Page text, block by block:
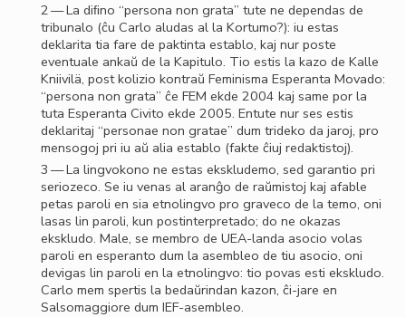
2 — La diﬁno “persona non grata” tute ne dependas de
tribunalo (ĉu Carlo aludas al la Kortumo?): iu estas
deklarita tia fare de paktinta establo, kaj nur poste
eventuale ankaŭ de la Kapitulo. Tio estis la kazo de Kalle
Kniivilä, post kolizio kontraŭ Feminisma Esperanta Movado:
“persona non grata” ĉe FEM ekde 2004 kaj same por la
tuta Esperanta Civito ekde 2005. Entute nur ses estis
deklaritaj “personae non gratae” dum trideko da jaroj, pro
mensogoj pri iu aŭ alia establo (fakte ĉiuj redaktistoj).
3 — La lingvokono ne estas ekskludemo, sed garantio pri
seriozeco. Se iu venas al aranĝo de raŭmistoj kaj afable
petas paroli en sia etnolingvo pro graveco de la temo, oni
lasas lin paroli, kun postinterpretado; do ne okazas
ekskludo. Male, se membro de UEA-landa asocio volas
paroli en esperanto dum la asembleo de tiu asocio, oni
devigas lin paroli en la etnolingvo: tio povas esti ekskludo.
Carlo mem spertis la bedaŭrindan kazon, ĉi-jare en
Salsomaggiore dum IEF-asembleo.